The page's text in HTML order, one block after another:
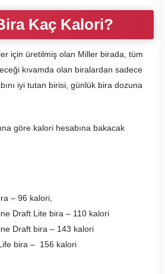
Kaç Kalori?
için üretilmiş olan Miller birada, tüm
kıvamda olan biralardan sadece
iyi tutan birisi, günlük bira dozuna
göre kalori hesabına bakacak
– 96 kalori,
Draft Lite bira – 110 kalori
Draft bira – 143 kalori
bira – 156 kalori